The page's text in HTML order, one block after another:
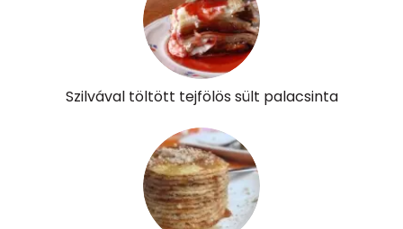
Szilvával töltött tejfölös sült palacsinta